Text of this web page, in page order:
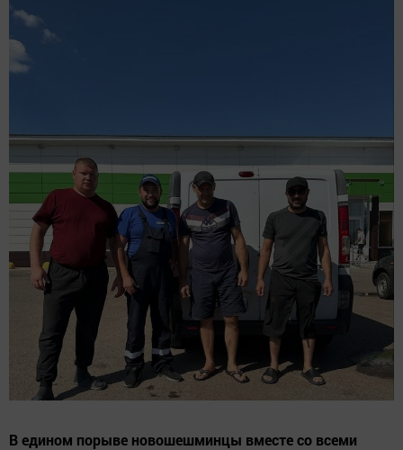
В едином порыве новошешминцы вместе со всеми